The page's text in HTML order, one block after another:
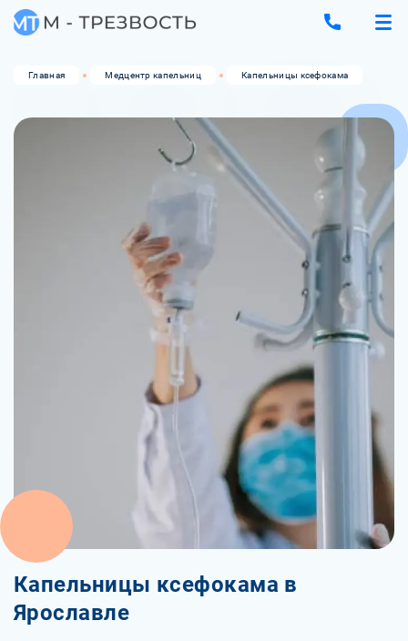
Главная Медцентр капельниц Капельницы ксефокама
Капельницы ксефокама в
Ярославле